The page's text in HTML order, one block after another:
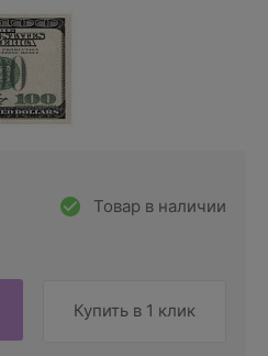
Товар в наличии
Купить в 1 клик